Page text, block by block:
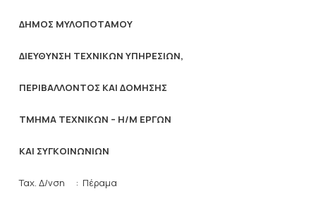
ΔΗΜΟΣ ΜΥΛΟΠΟΤΑΜΟΥ
ΔΙΕΥΘΥΝΣΗ ΤΕΧΝΙΚΩΝ ΥΠΗΡΕΣΙΩΝ,
ΠΕΡΙΒΑΛΛΟΝΤΟΣ ΚΑΙ ΔΟΜΗΣΗΣ
ΤΜΗΜΑ ΤΕΧΝΙΚΩΝ – Η/Μ ΕΡΓΩΝ
ΚΑΙ ΣΥΓΚΟΙΝΩΝΙΩΝ
Ταχ. Δ/νση : Πέραμα